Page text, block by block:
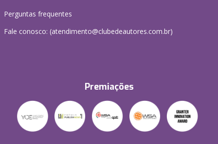
Perguntas frequentes
Fale conosco: (atendimento@clubedeautores.com.br)
Premiações